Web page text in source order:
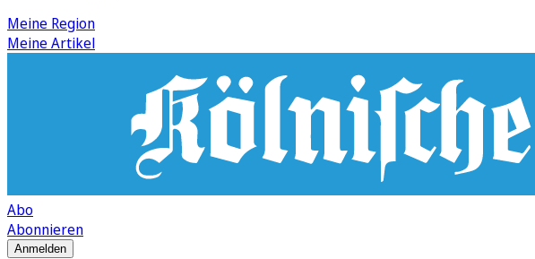
Meine Region
Meine Artikel
Abo
Abonnieren
Anmelden